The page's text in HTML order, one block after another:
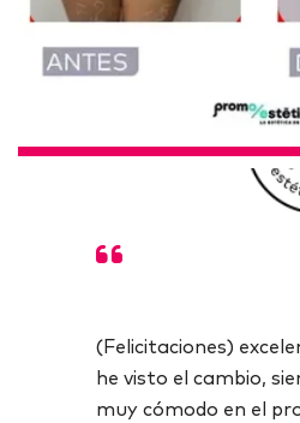
Doble, Todo
mis dudas y
sesión
(Felicitaciones)
he visto el cambio,
muy cómodo en el